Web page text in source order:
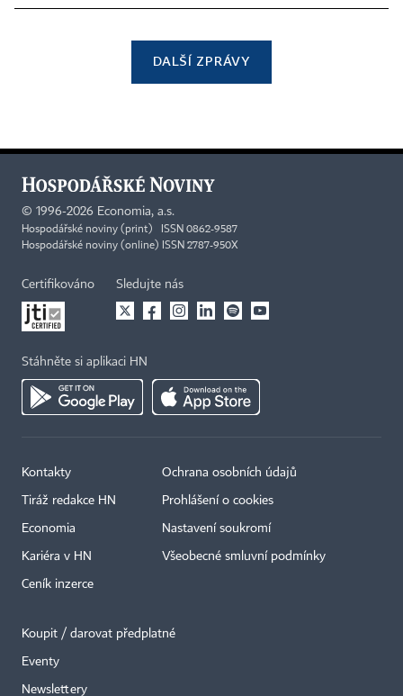
DALŠÍ ZPRÁVY
© 1996-2026 Economia, a.s.
Hospodářské noviny (print) ISSN 0862-9587
Hospodářské noviny (online) ISSN 2787-950X
Certifikováno Sledujte nás
Stáhněte si aplikaci HN
Kontakty
Tiráž redakce HN
Economia
Kariéra v HN
Ceník inzerce
Ochrana osobních údajů
Prohlášení o cookies
Nastavení soukromí
Všeobecné smluvní podmínky
Koupit / darovat předplatné
Eventy
Newslettery